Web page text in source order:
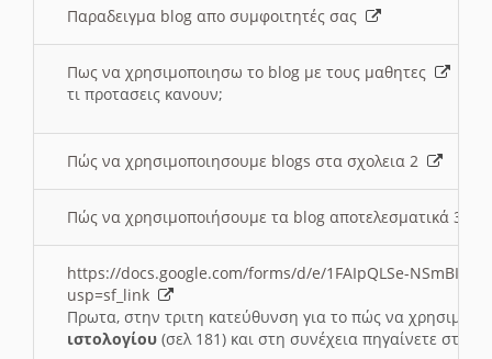
Παραδειγμα blog απο συμφοιτητές σας
Πως να χρησιμοποιησω το blog με τους μαθητες
τι προτασεις κανουν;
Πώς να χρησιμοποιησουμε blogs στα σχολεια 2
Πώς να χρησιμοποιήσουμε τα blog αποτελεσματικά 3
https://docs.google.com/forms/d/e/1FAIpQLSe-NSmBI-
usp=sf_link
Πρωτα, στην τριτη κατεύθυνση για το πώς να
ιστολογίου (σελ 181) και στη συνέχεια πηγαίνετε στο